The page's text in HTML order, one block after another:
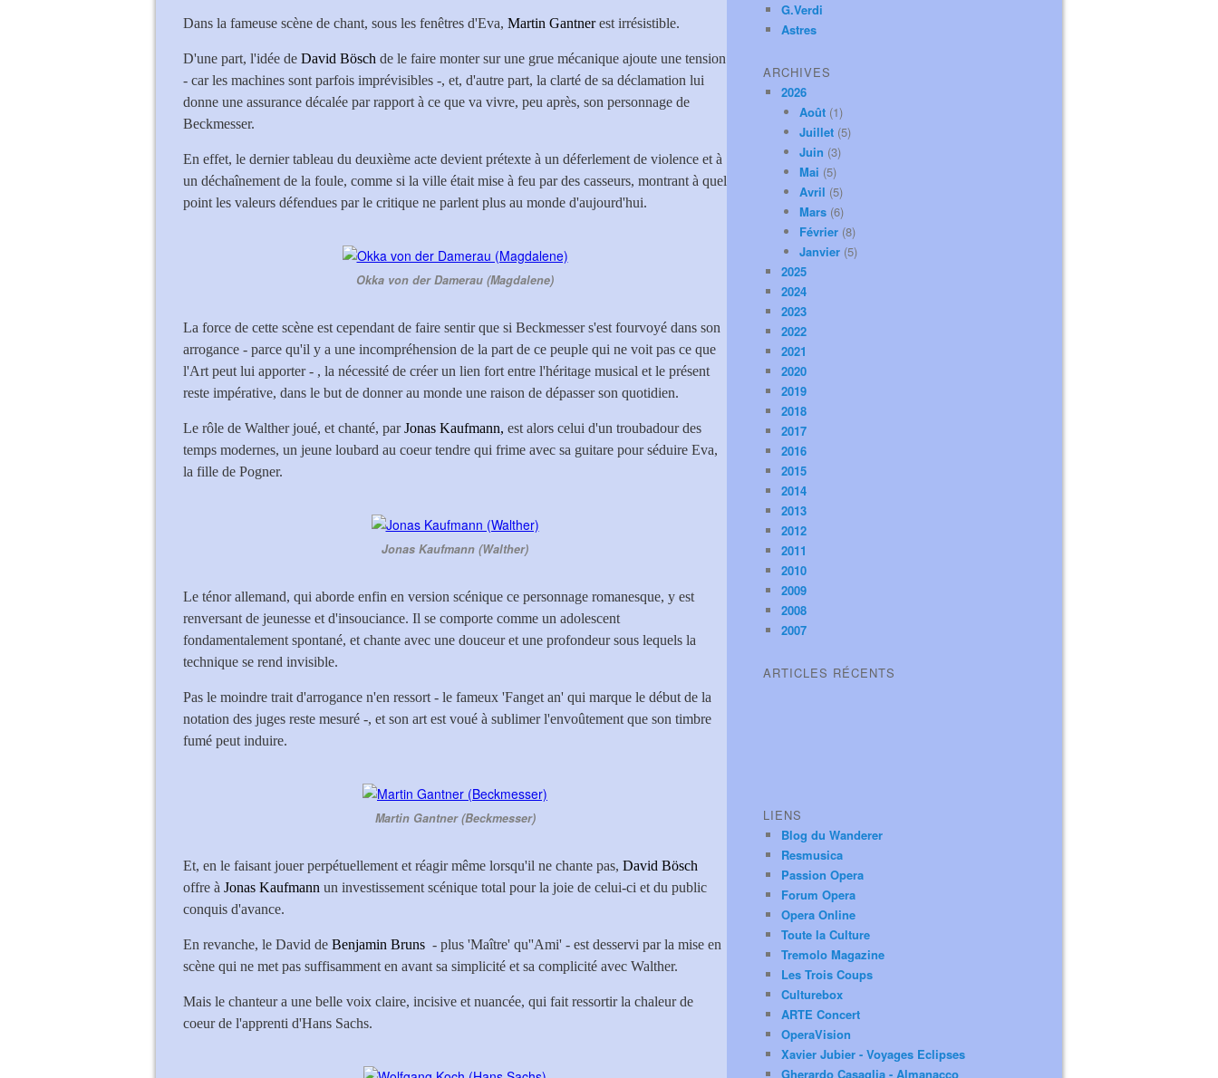
Dans la fameuse scène de chant, sous les fenêtres d'Eva, Martin Gantnerest irrésistible.
D'une part, l'idée de David Bösch de le faire monter sur une grue mécanique ajoute une tension
- car les machines sont parfois imprévisibles -, et, d'autre part, la clarté de sa déclamation lui
donne une assurance décalée par rapport à ce que va vivre, peu après, son personnage de
Beckmesser.
En effet, le dernier tableau du deuxième acte devient prétexte à un déferlement de violence et à
un déchaînement de la foule, comme si la ville était mise à feu par des casseurs, montrant à quel
point les valeurs défendues par le critique ne parlent plus au monde d'aujourd'hui.
Okka von der Damerau (Magdalene)
La force de cette scène est cependant de faire sentir que si Beckmesser s'est fourvoyé dans son
arrogance - parce qu'il y a une incompréhension de la part de ce peuple qui ne voit pas ce que
l'Art peut lui apporter - , la nécessité de créer un lien fort entre l'héritage musical et le présent
reste impérative, dans le but de donner au monde une raison de dépasser son quotidien.
Le rôle de Walther joué, et chanté, parJonas Kaufmann, est alors celui d'un troubadour des
temps modernes, un jeune loubard au coeur tendre qui frime avec sa guitare pour séduire Eva,
la fille de Pogner.
Jonas Kaufmann (Walther)
Le ténor allemand, qui aborde enfin en version scénique ce personnage romanesque, y est
renversant de jeunesse et d'insouciance. Il se comporte comme un adolescent
fondamentalement spontané, et chante avec une douceur et une profondeur sous lequels la
technique se rend invisible.
Pas le moindre trait d'arrogance n'en ressort - le fameux 'Fanget an' qui marque le début de la
notation des juges reste mesuré -, et son art est voué à sublimer l'envoûtement que son timbre
fumé peut induire.
Martin Gantner (Beckmesser)
Et, en le faisant jouer perpétuellement et réagir même lorsqu'il ne chante pas, David Bösch
offre à Jonas Kaufmann un investissement scénique total pour la joie de celui-ci et du public
conquis d'avance.
En revanche, le David de Benjamin Bruns - plus 'Maître' qu''Ami' - est desservi par la mise en
scène qui ne met pas suffisamment en avant sa simplicité et sa complicité avec Walther.
Mais le chanteur a une belle voix claire, incisive et nuancée, qui fait ressortir la chaleur de
coeur de l'apprenti d'Hans Sachs.
G.Verdi
Astres
ARCHIVES
2026
Août (1)
Juillet (5)
Juin (3)
Mai (5)
Avril (5)
Mars (6)
Février (8)
Janvier (5)
2025
2024
2023
2022
2021
2020
2019
2018
2017
2016
2015
2014
2013
2012
2011
2010
2009
2008
2007
ARTICLES RÉCENTS
LIENS
Blog du Wanderer
Resmusica
Passion Opera
Forum Opera
Opera Online
Toute la Culture
Tremolo Magazine
Les Trois Coups
Culturebox
ARTE Concert
OperaVision
Xavier Jubier - Voyages Eclipses
Gherardo Casaglia - Almanacco